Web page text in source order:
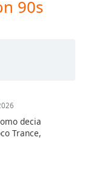
90s
decia
Trance,